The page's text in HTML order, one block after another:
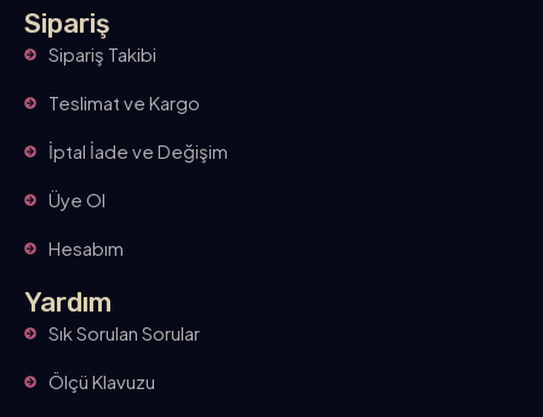
Sipariş
Sipariş Takibi
Teslimat ve Kargo
İptal İade ve Değişim
Üye Ol
Hesabım
Yardım
Sık Sorulan Sorular
Ölçü Klavuzu